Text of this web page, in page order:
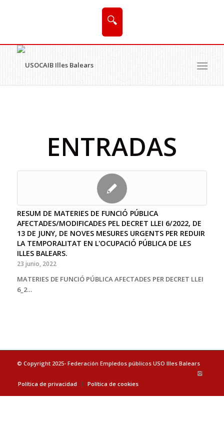
🔍
ENTRADAS
RESUM DE MATERIES DE FUNCIÓ PÚBLICA
AFECTADES/MODIFICADES PEL DECRET LLEI 6/2022, DE
13 DE JUNY, DE NOVES MESURES URGENTS PER REDUIR
LA TEMPORALITAT EN L'OCUPACIÓ PÚBLICA DE LES
ILLES BALEARS.
23 junio, 2022
MATERIES DE FUNCIÓ PÚBLICA AFECTADES PER DECRET LLEI
6_2…
© Copyright 2025- Federación Empledos públicos USO Illes Balears
Política de privacidad Política de cookies